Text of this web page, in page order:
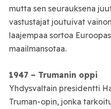
mutta sen seurauksena
vastustajat joutuivat
laajempaa sortoa
maailmansotaa.
1947 – Trumanin oppi
Yhdysvaltain presidentti
Truman-opin, jonka